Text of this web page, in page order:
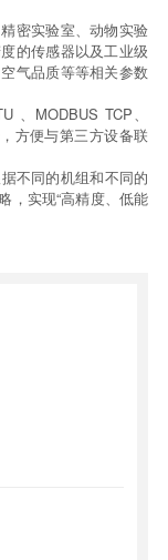
密实验室、动物实验
的传感器以及工业级
气品质等等相关参数
、MODBUS TCP、
方便与第三方设备联
不同的机组和不同的
，实现“高精度、低能